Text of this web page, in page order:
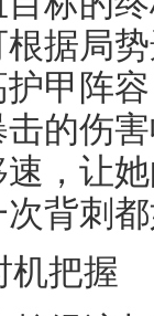
据局
甲阵
的伤
，让
背刺
机把握